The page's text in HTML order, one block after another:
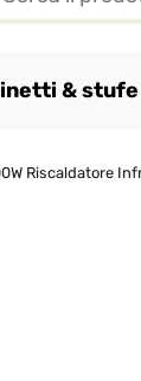
& stufe
Riscaldatore